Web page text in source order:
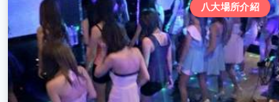
八大場所介紹